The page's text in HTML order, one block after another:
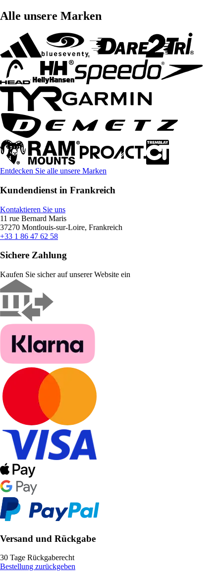
Alle unsere Marken
Entdecken Sie alle unsere Marken
Kundendienst in Frankreich
Kontaktieren Sie uns
11 rue Bernard Maris
37270 Montlouis-sur-Loire, Frankreich
+33 1 86 47 62 58
Sichere Zahlung
Kaufen Sie sicher auf unserer Website ein
Versand und Rückgabe
30 Tage Rückgaberecht
Bestellung zurückgeben